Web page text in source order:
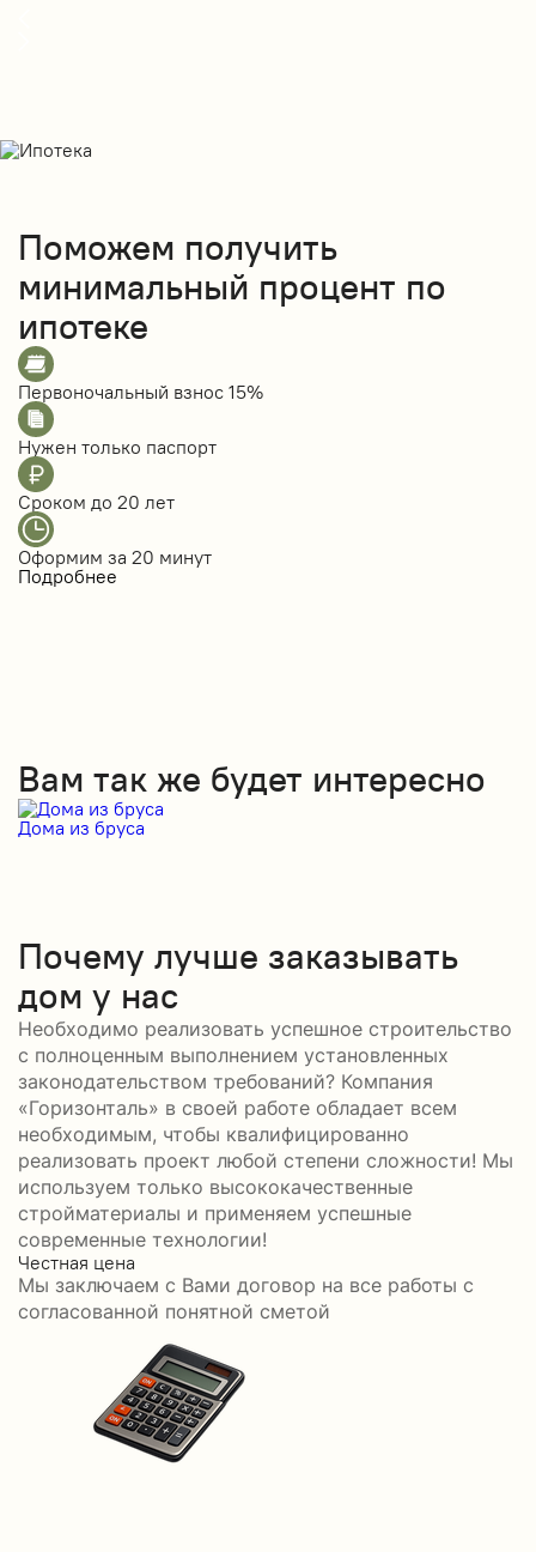
Поможем получить
минимальный процент по
ипотеке
Первоночальный взнос 15%
Нужен только паспорт
Сроком до 20 лет
Оформим за 20 минут
Подробнее
Вам так же будет интересно
Дома из бруса
Почему лучше заказывать
дом у нас
Необходимо реализовать успешное строительство
с полноценным выполнением установленных
законодательством требований? Компания
«Горизонталь» в своей работе обладает всем
необходимым, чтобы квалифицированно
реализовать проект любой степени сложности! Мы
используем только высококачественные
стройматериалы и применяем успешные
современные технологии!
Честная цена
Мы заключаем с Вами договор на все работы с
согласованной понятной сметой